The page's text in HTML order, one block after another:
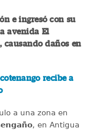
e ingresó con su
avenida El
causando daños en
recibe a
a una zona en
, en Antigua